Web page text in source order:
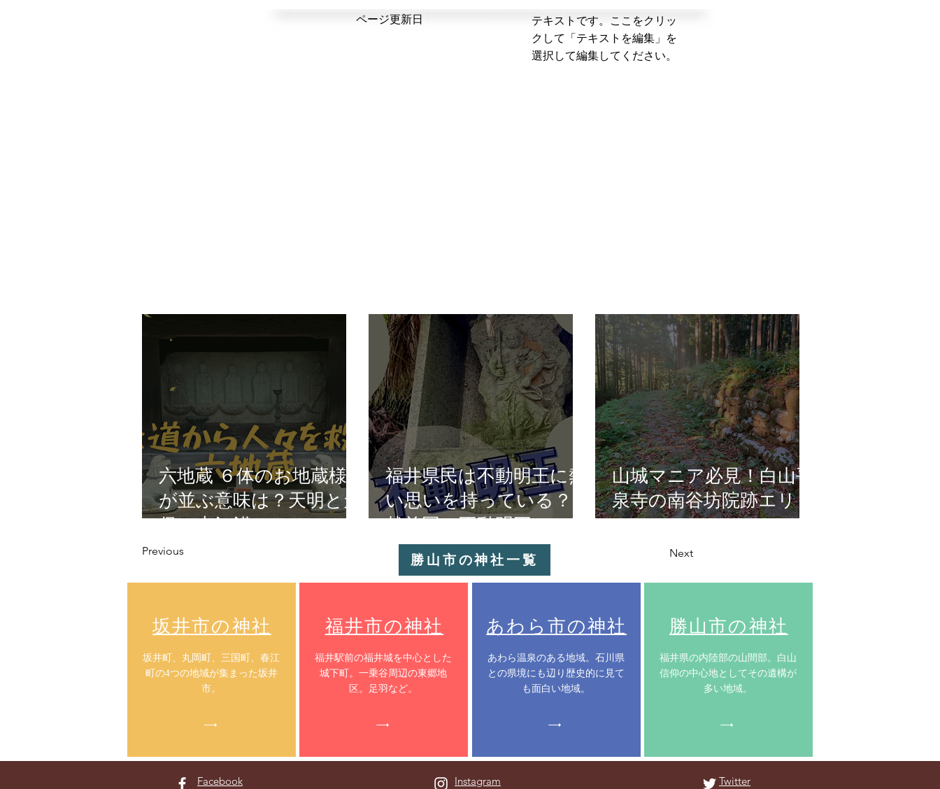
​ページ更新日
テキストです。ここをクリッ
クして「テキストを編集」を
選択して編集してください。
六地蔵 ６体のお地蔵様
が並ぶ意味は？天明と天
保の大飢饉
福井県民は不動明王に熱
い思いを持っている？
越前国の不動明王！
山城マニア必見！白山平
泉寺の南谷坊院跡エリ
ア！
Previous
勝山市の神社一覧 Next
​坂井市の神社
​坂井町、丸岡町、三国町、春江
町の4つの地域が集まった坂井
市。
福井市の神社
​福井駅前の福井城を中心とした
城下町。一乗谷周辺の東郷地
区。足羽など。
あわら市の神社
​あわら温泉のある地域。石川県
との県境にも辺り歴史的に見て
も面白い地域。
​勝山市の神社
​福井県の内陸部の山間部。白山
信仰の中心地としてその遺構が
多い地域。
Facebook Instagram Twitter